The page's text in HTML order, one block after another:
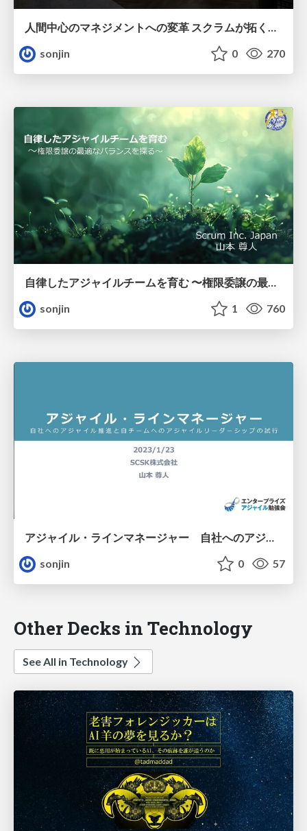
sonjin
0 270
自律したアジャイルチームを育む 〜権限委譲の最適なバランスを探る〜
sonjin
1 760
アジャイル・ラインマネージャー 自社へのアジャイル推進と自チームへのアジャイルリーダーシップの試行 - Agile Middle Manager
sonjin
0 57
Other Decks in Technology
See All in Technology